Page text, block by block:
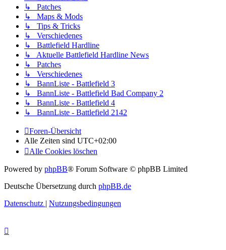
↳ Patches
↳ Maps & Mods
↳ Tips & Tricks
↳ Verschiedenes
↳ Battlefield Hardline
↳ Aktuelle Battlefield Hardline News
↳ Patches
↳ Verschiedenes
↳ BannListe - Battlefield 3
↳ BannListe - Battlefield Bad Company 2
↳ BannListe - Battlefield 4
↳ BannListe - Battlefield 2142
Foren-Übersicht
Alle Zeiten sind UTC+02:00
Alle Cookies löschen
Powered by phpBB® Forum Software © phpBB Limited
Deutsche Übersetzung durch phpBB.de
Datenschutz | Nutzungsbedingungen